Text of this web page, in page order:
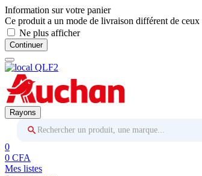
Information sur votre panier
Ce produit a un mode de livraison différent de ceux
Ne plus afficher
Continuer
Rayons
Rechercher un produit, une marque...
0
0 CFA
Mes listes